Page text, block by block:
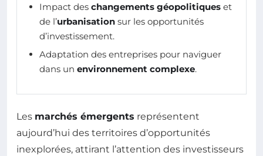
Impact des changements géopolitiques et
de l’urbanisation sur les opportunités
d’investissement.
Adaptation des entreprises pour naviguer
dans un environnement complexe.
Les marchés émergents représentent
aujourd’hui des territoires d’opportunités
inexplorées, attirant l’attention des investisseurs